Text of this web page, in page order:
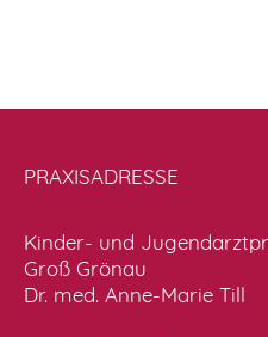
PRAXISADRESSE
Kinder- und
Groß Grönau
Dr. med. Anne-Marie Till